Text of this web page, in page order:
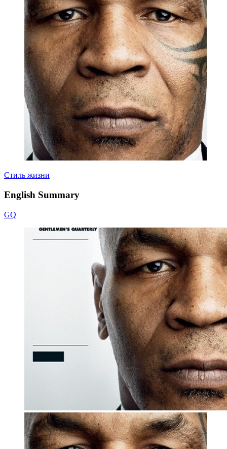
Стиль жизни
English Summary
GQ